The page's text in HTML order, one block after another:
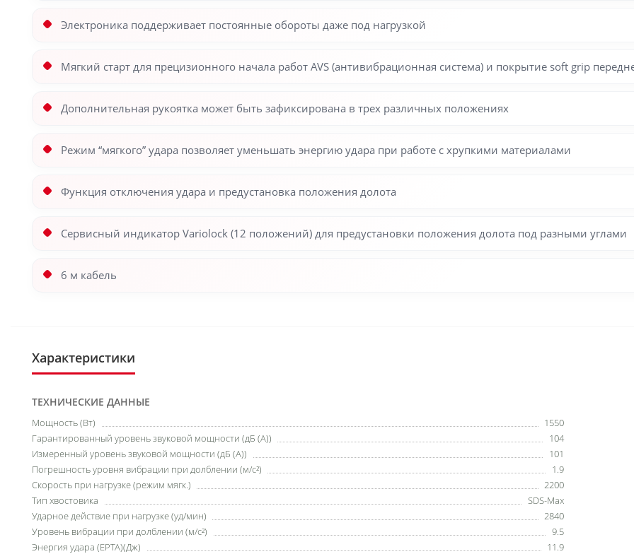
Электроника поддерживает постоянные обороты даже под нагрузкой
Мягкий старт для прецизионного начала работ AVS (антивибрационная система) и покрытие soft grip
Дополнительная рукоятка может быть зафиксирована в трех различных положениях
Режим “мягкого” удара позволяет уменьшать энергию удара при работе с хрупкими материалами
Функция отключения удара и предустановка положения долота
Сервисный индикатор Variolock (12 положений) для предустановки положения долота под разными углами
6 м кабель
Характеристики
ТЕХНИЧЕСКИЕ ДАННЫЕ
Мощность (Вт)
1550
Гарантированный уровень звуковой мощности (дБ (А))
104
Измеренный уровень звуковой мощности (дБ (А))
101
Погрешность уровня вибрации при долблении (м/с²)
1.9
Скорость при нагрузке (режим мягк.)
2200
Тип хвостовика
SDS-Max
Ударное действие при нагрузке (уд/мин)
2840
Уровень вибрации при долблении (м/с²)
9.5
Энергия удара (EPTA)(Дж)
11.9